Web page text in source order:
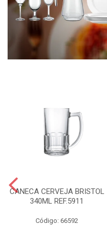
CANECA CERVEJA BRISTOL
340ML REF.5911
Código: 66592